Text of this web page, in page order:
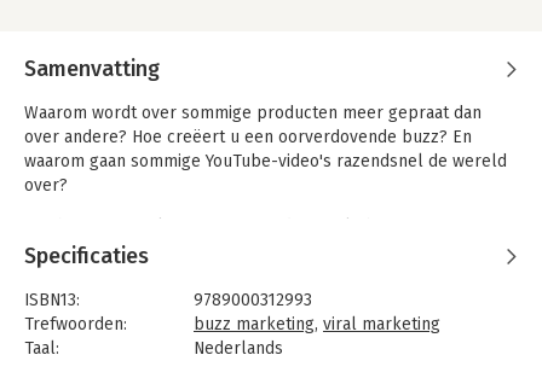
Samenvatting
Waarom wordt over sommige producten meer gepraat dan
over andere? Hoe creëert u een oorverdovende buzz? En
waarom gaan sommige YouTube-video's razendsnel de wereld
over?
bestudeert hoe producten, ideeën en gedrag schijnbaar vanuit
het niets aanslaan en door iedereen overgenomen worden. Hij
onderzoekt hoe individuele beslissingen en sociale dynamiek
(oftewel: sociale invloed) trends en groepsgedrag genereren.
Jonah Berger onthult het geheim van bepaalde producten die
Specificaties
ISBN13:
9789000312993
Trefwoorden:
buzz marketing, viral marketing
Taal:
Nederlands